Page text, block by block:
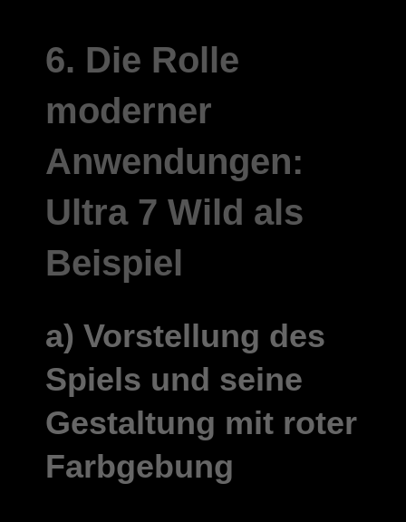
6. Die Rolle
moderner
Anwendungen:
Ultra 7 Wild als
Beispiel
a) Vorstellung des
Spiels und seine
Gestaltung mit roter
Farbgebung